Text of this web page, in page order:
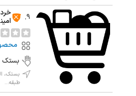
9.
بستک
بستک،
طبقه...